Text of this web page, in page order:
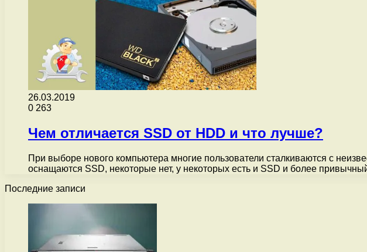
26.03.2019
0 263
Чем отличается SSD от HDD и что лучше?
При выборе нового компьютера многие пользователи сталкиваются с
оснащаются SSD, некоторые нет, у некоторых есть и SSD и более
Последние записи